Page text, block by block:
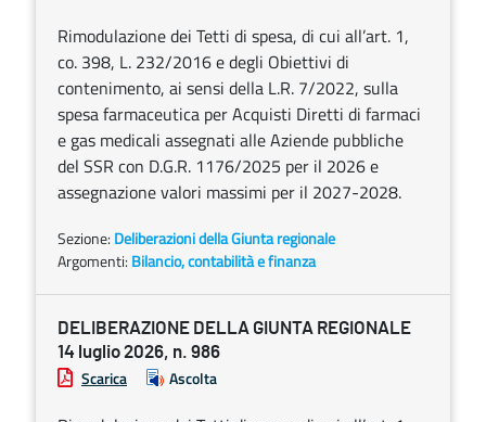
Rimodulazione dei Tetti di spesa, di cui all’art. 1,
co. 398, L. 232/2016 e degli Obiettivi di
contenimento, ai sensi della L.R. 7/2022, sulla
spesa farmaceutica per Acquisti Diretti di farmaci
e gas medicali assegnati alle Aziende pubbliche
del SSR con D.G.R. 1176/2025 per il 2026 e
assegnazione valori massimi per il 2027-2028.
Sezione: Deliberazioni della Giunta regionale
Argomenti: Bilancio, contabilità e finanza
DELIBERAZIONE DELLA GIUNTA REGIONALE
14 luglio 2026, n. 986
Scarica Ascolta